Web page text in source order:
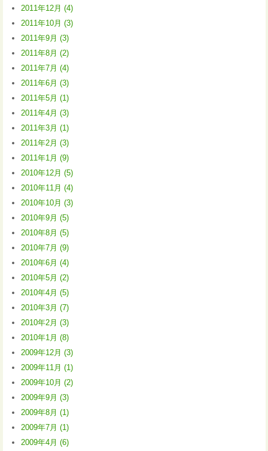
2011年12月 (4)
2011年10月 (3)
2011年9月 (3)
2011年8月 (2)
2011年7月 (4)
2011年6月 (3)
2011年5月 (1)
2011年4月 (3)
2011年3月 (1)
2011年2月 (3)
2011年1月 (9)
2010年12月 (5)
2010年11月 (4)
2010年10月 (3)
2010年9月 (5)
2010年8月 (5)
2010年7月 (9)
2010年6月 (4)
2010年5月 (2)
2010年4月 (5)
2010年3月 (7)
2010年2月 (3)
2010年1月 (8)
2009年12月 (3)
2009年11月 (1)
2009年10月 (2)
2009年9月 (3)
2009年8月 (1)
2009年7月 (1)
2009年4月 (6)